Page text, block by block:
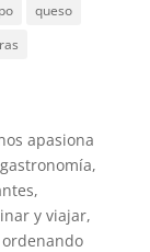
queso
apasiona
y viajar,